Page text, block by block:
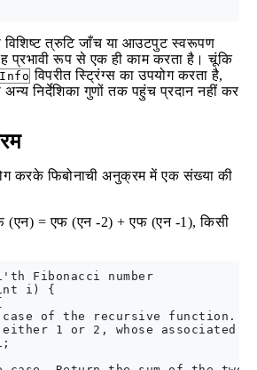
विशिष्ट त्रुटि जाँच या आउटपुट स्वरूपण
प्रभावी रूप से एक ही काम करता है। चूंकि
विपरीत स्ट्रिंग्स का उपयोग करता है,
निर्देशिका गुणों तक पहुंच प्रदान नहीं कर
करके फिबोनाची अनुक्रम में एक संख्या की
(एन) = एफ (एन -2) + एफ (एन -1), किसी
Fibonacci number
i) {
of the recursive function.
1 or 2, whose associated